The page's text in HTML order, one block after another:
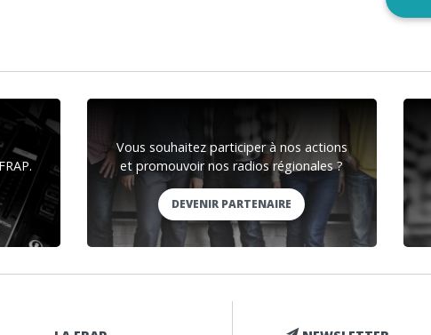
Vous souhaitez participer à nos actions
et promouvoir nos radios régionales ?
DEVENIR PARTENAIRE